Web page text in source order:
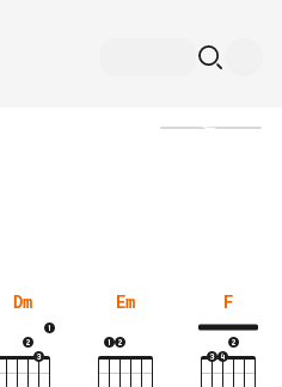
Dm Em F